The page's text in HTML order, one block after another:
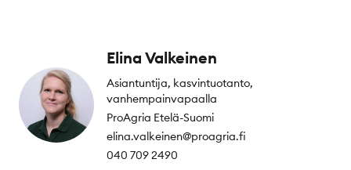
Elina Valkeinen
Asiantuntija, kasvintuotanto,
vanhempainvapaalla
ProAgria Etelä-Suomi
elina.valkeinen@proagria.fi
040 709 2490